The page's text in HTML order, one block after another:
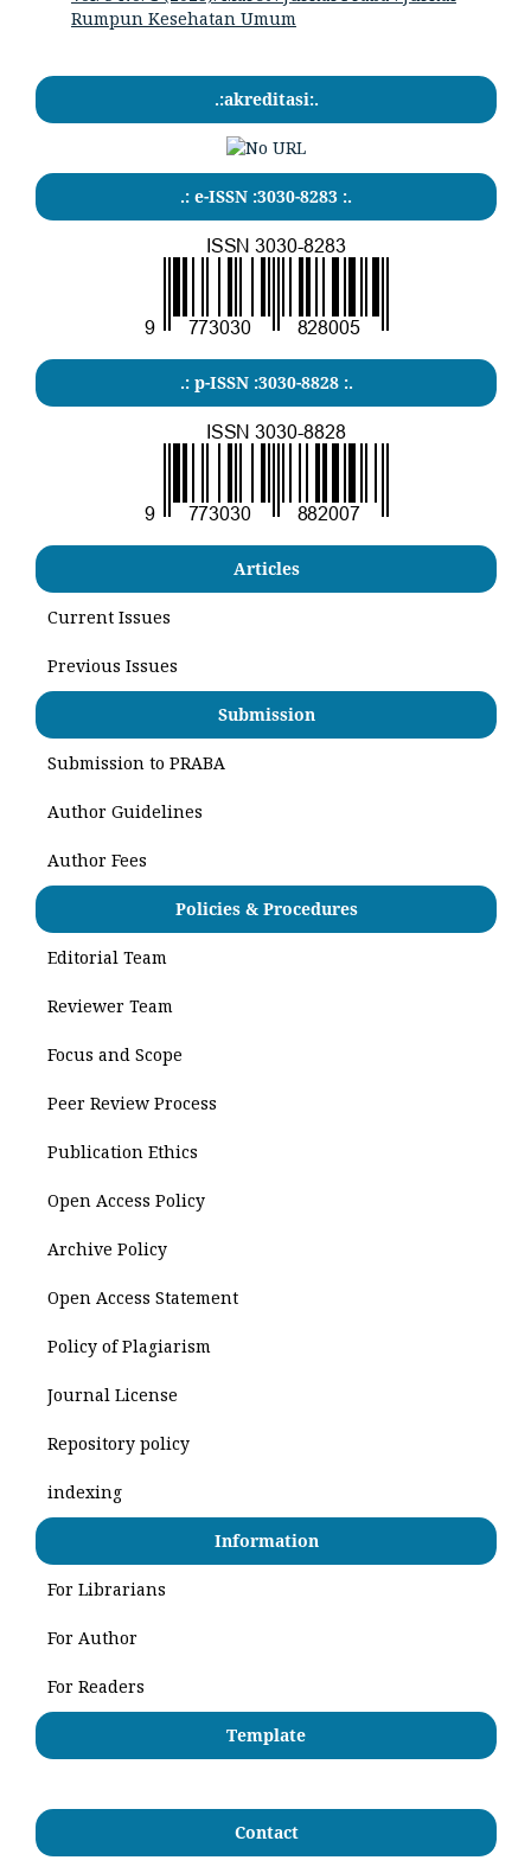
Rumpun Kesehatan Umum
.:akreditasi:.
.: e-ISSN :3030-8283 :.
.: p-ISSN :3030-8828 :.
Articles
Current Issues
Previous Issues
Submission
Submission to PRABA
Author Guidelines
Author Fees
Policies & Procedures
Editorial Team
Reviewer Team
Focus and Scope
Peer Review Process
Publication Ethics
Open Access Policy
Archive Policy
Open Access Statement
Policy of Plagiarism
Journal License
Repository policy
indexing
Information
For Librarians
For Author
For Readers
Template
Contact